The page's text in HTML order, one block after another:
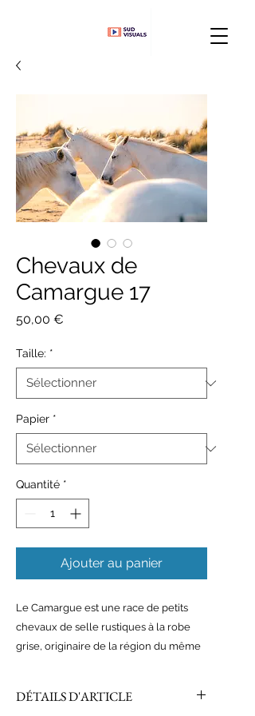
Chevaux de
Camargue 17
50,00 €
Taille: *
Papier *
Quantité *
Ajouter au panier
Le Camargue est une race de petits
chevaux de selle rustiques à la robe
grise, originaire de la région du même
départements du Gard et des Bouches-
DÉTAILS D'ARTICLE